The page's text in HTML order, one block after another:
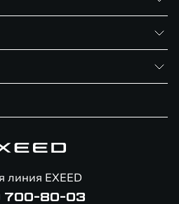
линия EXEED
700-80-03